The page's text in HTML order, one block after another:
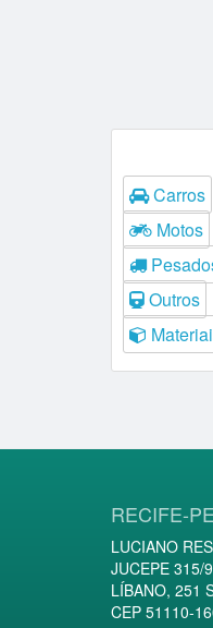
Carros
Motos
Outros
RECIFE-PE
LUCIANO
JUCEPE 315/
LÍBANO, 251
CEP 51110-